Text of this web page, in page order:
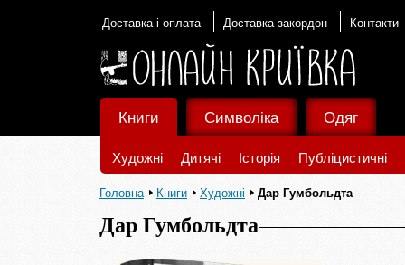
Доставка і оплата Доставка закордон Контакти
Книги
Художні Дитячі Історія Публіцистичні
Символіка Одяг
Головна Книги Художні Дар Гумбольдта
Дар Гумбольдта